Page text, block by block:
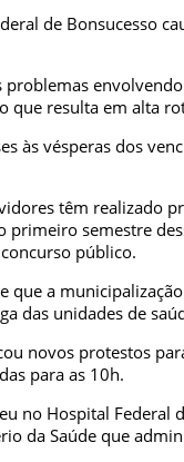
de Bonsucesso
resulta em alta
às vésperas dos
têm realizado
primeiro semestre
público.
a
das unidades de
novos protestos
para as 10h.
no Hospital Federal
da Saúde que